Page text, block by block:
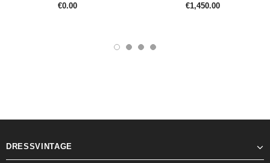
€0.00 €1,450.00
DRESSVINTAGE